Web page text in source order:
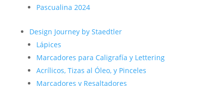
Pascualina 2024
Design Journey by Staedtler
Lápices
Marcadores para Caligrafía y Lettering
Acrílicos, Tizas al Óleo, y Pinceles
Marcadores y Resaltadores